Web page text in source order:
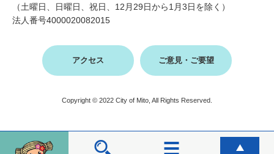
（土曜日、日曜日、祝日、12月29日から1月3日を除く）
法人番号4000020082015
アクセス ご意見・ご要望
Copyright © 2022 City of Mito, All Rights Reserved.